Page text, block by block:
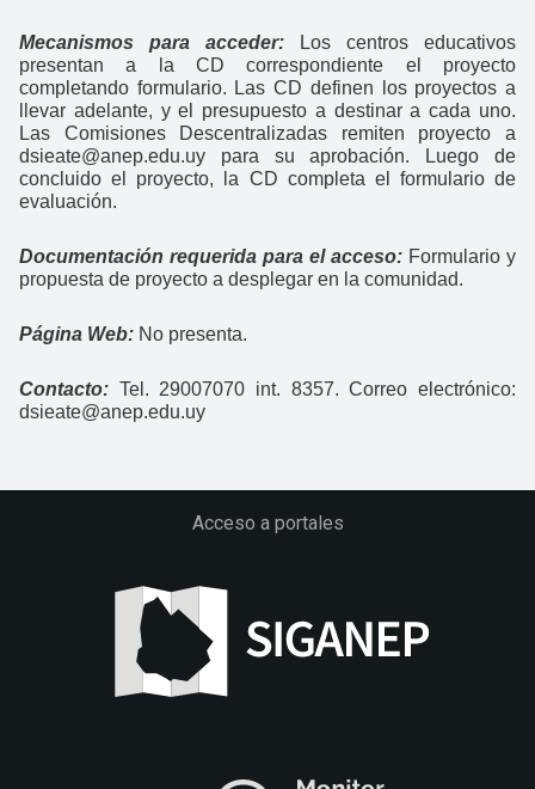
Mecanismos para acceder:
Los centros educativos
presentan a la CD correspondiente el proyecto
completando formulario. Las CD definen los proyectos a
llevar adelante, y el presupuesto a destinar a cada uno.
Las Comisiones Descentralizadas remiten proyecto a
dsieate@anep.edu.uy para su aprobación. Luego de
concluido el proyecto, la CD completa el formulario de
evaluación.
Documentación requerida para el acceso: Formulario y
propuesta de proyecto a desplegar en la comunidad.
Página Web: No presenta.
Contacto: Tel. 29007070 int. 8357. Correo electrónico:
dsieate@anep.edu.uy
Acceso a portales